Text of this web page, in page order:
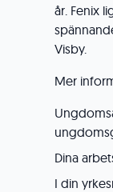
år. Fenix
Visby.
Mer
Dina
I din